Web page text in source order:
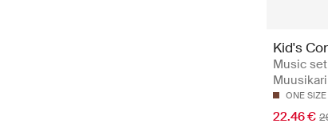
Kid's
Music
ONE SIZE
22.46 €